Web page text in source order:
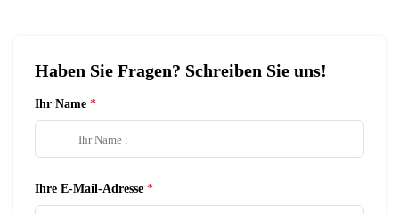
Haben Sie Fragen? Schreiben Sie uns!
Ihr Name
Ihre E-Mail-Adresse